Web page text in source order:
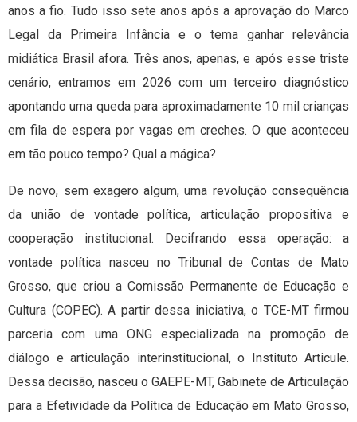
anos a fio. Tudo isso sete anos após a aprovação do Marco
Legal da Primeira Infância e o tema ganhar relevância
midiática Brasil afora. Três anos, apenas, e após esse triste
cenário, entramos em 2026 com um terceiro diagnóstico
apontando uma queda para aproximadamente 10 mil crianças
em fila de espera por vagas em creches. O que aconteceu
em tão pouco tempo? Qual a mágica?
De novo, sem exagero algum, uma revolução consequência
da união de vontade política, articulação propositiva e
cooperação institucional. Decifrando essa operação: a
vontade política nasceu no Tribunal de Contas de Mato
Grosso, que criou a Comissão Permanente de Educação e
Cultura (COPEC). A partir dessa iniciativa, o TCE-MT firmou
parceria com uma ONG especializada na promoção de
diálogo e articulação interinstitucional, o Instituto Articule.
Dessa decisão, nasceu o GAEPE-MT, Gabinete de Articulação
para a Efetividade da Política de Educação em Mato Grosso,